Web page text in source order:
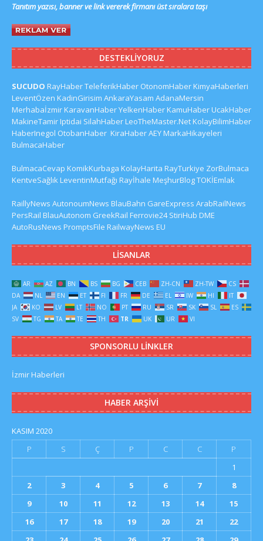
Tanıtım yazısı, banner ve link vererek firmanı üst sıralara taşı
DESTEKLIYORUZ
SUCUDO RayHaberTeleferikHaber OtonomHaberKimyaHaberleri
LeventÖzen KadinGirisim AnkaraYasam AdanaMersin
MerhabaİzmirKaravanHaberYelkenHaberKamuHaberUcakHaber
MakineTamirIptidai SilahHaberLeoTheMaster.NetKolayBilimHaber
HaberInegol OtobanHaber KiraHaberAEYMarkaHikayeleri
BulmacaHaber
BulmacaCevap KomikKurbaga KolayHarita RayTurkiye ZorBulmaca
KentveSağlıkLeventinMutfağı Rayİhale MeşhurBlogTOKİEmlak
RaillyNews AutonoumNews BlauBahn GareExpress ArabRailNews
PersRail BlauAutonom GreekRail Ferrovie24 StiriHub DME
AutoRusNews PromptsFile RailwayNews EU
LISANLAR
AR AZ BN BS BG CEB ZH-CN ZH-TW
CS
DA
NL EN ET FI FR DE EL IW HI
IT
JA
KO LV LT NO PT RU SR SK SL
ES
SV
TG TA TE TH TR UK UR VI
SPONSORLU LINKLER
İzmir Haberleri
HABER ARŞIVI
KASIM 2020
P
S Ç P C C
P
1
2
3 4 5 6 7
8
9
10 11 12 13 14
15
16
17 18 19 20 21
22